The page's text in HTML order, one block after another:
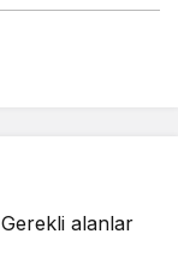
Gerekli alanlar